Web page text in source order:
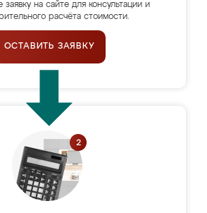
заявку на сайте для консультации и
расчёта стоимости.
ОСТАВИТЬ ЗАЯВКУ